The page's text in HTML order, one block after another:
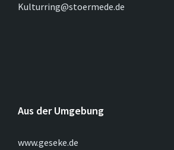
Kulturring@stoermede.de
Aus der Umgebung
www.geseke.de